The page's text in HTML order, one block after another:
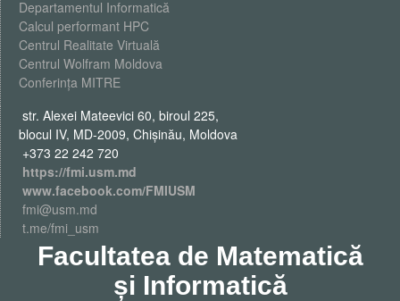
Departamentul Informatică
Calcul performant HPC
Centrul Realitate Virtuală
Centrul Wolfram Moldova
Conferința MITRE
str. Alexei Mateevici 60, biroul 225,
blocul IV, MD-2009, Chişinău, Moldova
+373 22 242 720
https://fmi.usm.md
www.facebook.com/FMIUSM
fmi@usm.md
t.me/fmi_usm
Facultatea de Matematică
și Informatică